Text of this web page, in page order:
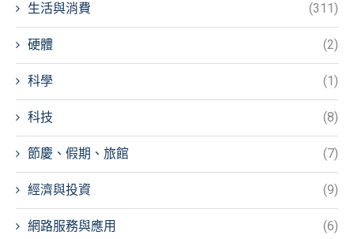
生活與消費 (311)
硬體 (2)
科學 (1)
科技 (8)
節慶、假期、旅館 (7)
經濟與投資 (9)
網路服務與應用 (6)